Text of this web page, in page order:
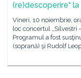
(re)descoperire“
Vineri, 10 noiembrie,
loc concertul „Silvestri
Programul a fost
(soprană) şi Rudolf